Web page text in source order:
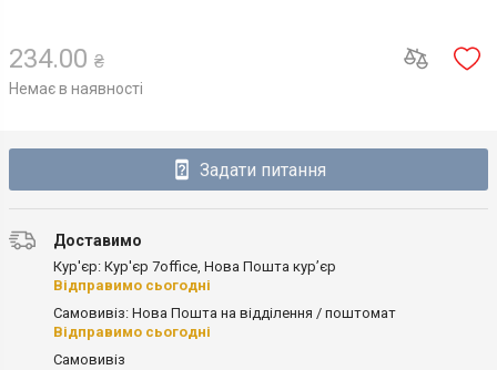
234.00 ₴
Немає в наявності
Задати питання
Доставимо
Кур'єр: Кур'єр 7office, Нова Пошта кур’єр
Відправимо сьогодні
Самовивіз: Нова Пошта на відділення / поштомат
Відправимо сьогодні
Самовивіз